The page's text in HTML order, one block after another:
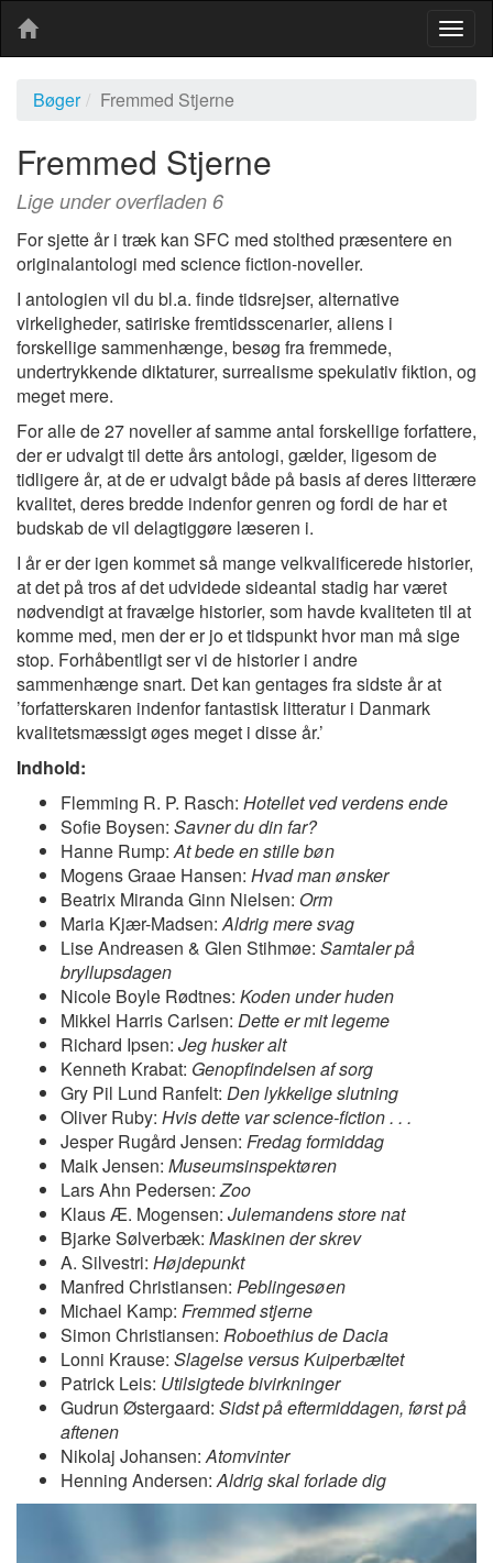
Bøger
Fremmed Stjerne
Fremmed Stjerne
Lige under overfladen 6
For sjette år i træk kan SFC med stolthed præsentere en
originalantologi med science fiction-noveller.
I antologien vil du bl.a. finde tidsrejser, alternative
virkeligheder, satiriske fremtidsscenarier, aliens i
forskellige sammenhænge, besøg fra fremmede,
undertrykkende diktaturer, surrealisme spekulativ fiktion, og
meget mere.
For alle de 27 noveller af samme antal forskellige forfattere,
der er udvalgt til dette års antologi, gælder, ligesom de
tidligere år, at de er udvalgt både på basis af deres litterære
kvalitet, deres bredde indenfor genren og fordi de har et
budskab de vil delagtiggøre læseren i.
I år er der igen kommet så mange velkvalificerede historier,
at det på tros af det udvidede sideantal stadig har været
nødvendigt at fravælge historier, som havde kvaliteten til at
komme med, men der er jo et tidspunkt hvor man må sige
stop. Forhåbentligt ser vi de historier i andre
sammenhænge snart. Det kan gentages fra sidste år at
’forfatterskaren indenfor fantastisk litteratur i Danmark
kvalitetsmæssigt øges meget i disse år.’
Indhold:
Flemming R. P. Rasch: Hotellet ved verdens ende
Sofie Boysen: Savner du din far?
Hanne Rump:At bede en stille bøn
Mogens Graae Hansen: Hvad man ønsker
Beatrix Miranda Ginn Nielsen: Orm
Maria Kjær-Madsen:Aldrig mere svag
Lise Andreasen & Glen Stihmøe: Samtaler på
bryllupsdagen
Nicole Boyle Rødtnes: Koden under huden
Mikkel Harris Carlsen: Dette er mit legeme
Richard Ipsen: Jeg husker alt
Kenneth Krabat: Genopfindelsen af sorg
Gry Pil Lund Ranfelt: Den lykkelige slutning
Oliver Ruby: Hvis dette var science-fiction . . .
Jesper Rugård Jensen: Fredag formiddag
Maik Jensen: Museumsinspektøren
Lars Ahn Pedersen:Zoo
Klaus Æ. Mogensen: Julemandens store nat
Bjarke Sølverbæk: Maskinen der skrev
A. Silvestri: Højdepunkt
Manfred Christiansen: Peblingesøen
Michael Kamp: Fremmed stjerne
Simon Christiansen: Roboethius de Dacia
Lonni Krause: Slagelse versus Kuiperbæltet
Patrick Leis: Utilsigtede bivirkninger
Gudrun Østergaard: Sidst på eftermiddagen, først på
aftenen
Nikolaj Johansen:Atomvinter
Henning Andersen:Aldrig skal forlade dig